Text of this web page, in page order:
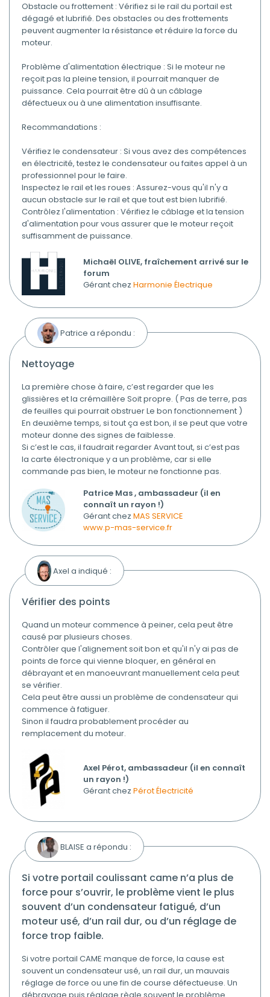
Obstacle ou frottement : Vérifiez si le rail du portail est
dégagé et lubrifié. Des obstacles ou des frottements
peuvent augmenter la résistance et réduire la force du
moteur.
Problème d'alimentation électrique : Si le moteur ne
reçoit pas la pleine tension, il pourrait manquer de
puissance. Cela pourrait être dû à un câblage
défectueux ou à une alimentation insuffisante.
Recommandations :
Vérifiez le condensateur : Si vous avez des compétences
en électricité, testez le condensateur ou faites appel à un
professionnel pour le faire.
Inspectez le rail et les roues : Assurez-vous qu'il n'y a
aucun obstacle sur le rail et que tout est bien lubrifié.
Contrôlez l'alimentation : Vérifiez le câblage et la tension
d'alimentation pour vous assurer que le moteur reçoit
suffisamment de puissance.
Michaël OLIVE, fraîchement arrivé sur le
forum
Gérant chez Harmonie Électrique
Patrice a répondu :
nettoyage
La première chose à faire, c’est regarder que les
glissières et la crémaillère Soit propre. ( Pas de terre, pas
de feuilles qui pourrait obstruer Le bon fonctionnement )
En deuxième temps, si tout ça est bon, il se peut que votre
moteur donne des signes de faiblesse.
Si c’est le cas, il faudrait regarder Avant tout, si c’est pas
la carte électronique y a un problème, car si elle
commande pas bien, le moteur ne fonctionne pas.
Patrice Mas , ambassadeur (il en
connaît un rayon !)
Gérant chez MAS SERVICE
www.p-mas-service.fr
Axel a indiqué :
vérifier des points
Quand un moteur commence à peiner, cela peut être
causé par plusieurs choses.
Contrôler que l'alignement soit bon et qu'il n'y ai pas de
points de force qui vienne bloquer, en général en
débrayant et en manoeuvrant manuellement cela peut
se vérifier.
Cela peut être aussi un problème de condensateur qui
commence à fatiguer.
Sinon il faudra probablement procéder au
remplacement du moteur.
Axel Pérot, ambassadeur (il en connaît
un rayon !)
Gérant chez Pérot Électricité
BLAISE a répondu :
si votre portail coulissant came n’a plus de
force pour s’ouvrir, le problème vient le plus
souvent d’un condensateur fatigué, d’un
moteur usé, d’un rail dur, ou d’un réglage de
force trop faible.
Si votre portail CAME manque de force, la cause est
souvent un condensateur usé, un rail dur, un mauvais
réglage de force ou une fin de course défectueuse. Un